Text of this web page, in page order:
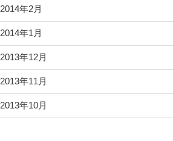
2014年2月
2014年1月
2013年12月
2013年11月
2013年10月